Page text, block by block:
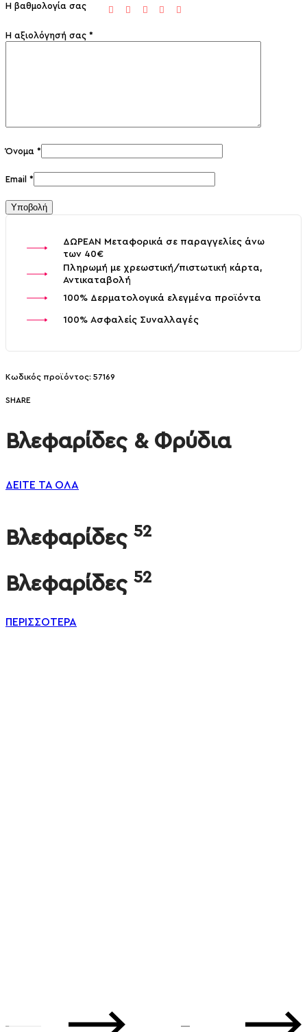
Η βαθμολογία σας
Η αξιολόγησή σας *
Όνομα *
Email *
ΔΩΡΕΑΝ Μεταφορικά σε παραγγελίες άνω
των 40€
Πληρωμή με χρεωστική/πιστωτική κάρτα,
Αντικαταβολή
100% Δερματολογικά ελεγμένα προϊόντα
100% Ασφαλείς Συναλλαγές
57169
SHARE
Βλεφαρίδες & Φρύδια
ΔΕΙΤΕ ΤΑ ΟΛΑ
Βλεφαρίδες 52
Βλεφαρίδες 52
ΠΕΡΙΣΣΟΤΕΡΑ
—